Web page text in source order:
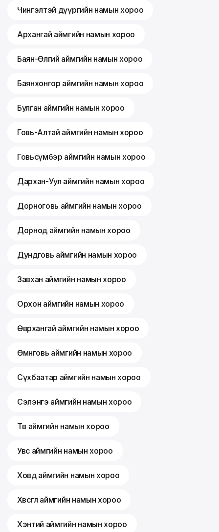
Чингэлтэй дүүргийн намын хороо
Архангай аймгийн намын хороо
Баян-Өлгий аймгийн намын хороо
Баянхонгор аймгийн намын хороо
Булган аймгийн намын хороо
Говь-Алтай аймгийн намын хороо
Говьсүмбэр аймгийн намын хороо
Дархан-Уул аймгийн намын хороо
Дорноговь аймгийн намын хороо
Дорнод аймгийн намын хороо
Дундговь аймгийн намын хороо
Завхан аймгийн намын хороо
Орхон аймгийн намын хороо
Өвөрхангай аймгийн намын хороо
Өмнөговь аймгийн намын хороо
Сүхбаатар аймгийн намын хороо
Сэлэнгэ аймгийн намын хороо
Төв аймгийн намын хороо
Увс аймгийн намын хороо
Ховд аймгийн намын хороо
Хөвсгөл аймгийн намын хороо
Хэнтий аймгийн намын хороо